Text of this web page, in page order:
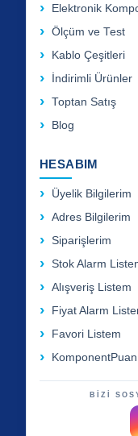
Elektronik
Ölçüm ve Test
Kablo Çeşitleri
İndirimli Ürünler
Toptan Satış
Blog
HESABIM
Üyelik Bilgilerim
Adres Bilgilerim
Siparişlerim
Stok Alarm
Alışveriş Listem
Fiyat Alarm
Favori Listem
KomponentPuan
BİZİ